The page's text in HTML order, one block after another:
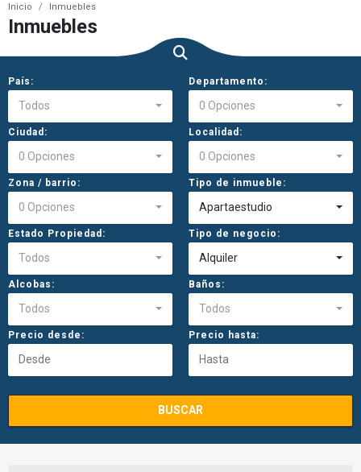
Inicio Inmuebles
Inmuebles
País:
Todos
Departamento:
0 Opciones
Ciudad:
0 Opciones
Localidad:
0 Opciones
Zona / barrio:
0 Opciones
Tipo de inmueble:
Apartaestudio
Estado Propiedad:
Todos
Tipo de negocio:
Alquiler
Alcobas:
Todos
Baños:
Todos
Precio desde: Precio hasta:
BUSCAR